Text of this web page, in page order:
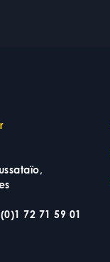
72 71 59 01